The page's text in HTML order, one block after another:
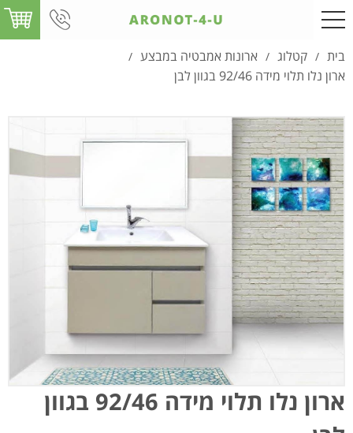
בית / קטלוג / ארונות אמבטיה במבצע /
ארון נלו תלוי מידה 92/46 בגוון לבן
ארון נלו תלוי מידה 92/46 בגוון